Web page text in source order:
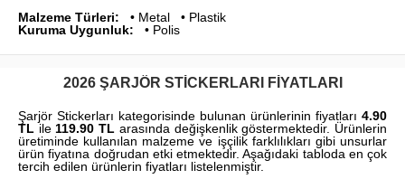
Malzeme Türleri: • Metal • Plastik
Kuruma Uygunluk: • Polis
2026 ŞARJÖR STICKERLARI FIYATLARI
Şarjör Stickerları kategorisinde bulunan ürünlerinin fiyatları 4.90
TL ile 119.90 TL arasında değişkenlik göstermektedir. Ürünlerin
üretiminde kullanılan malzeme ve işçilik farklılıkları gibi unsurlar
ürün fiyatına doğrudan etki etmektedir. Aşağıdaki tabloda en çok
tercih edilen ürünlerin fiyatları listelenmiştir.